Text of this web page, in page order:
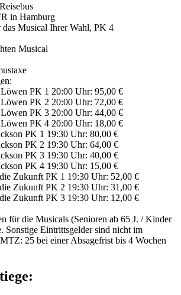
in Hamburg
Musical Ihrer Wahl, PK 4
Musical
PK 1 20:00 Uhr: 95,00 €
PK 2 20:00 Uhr: 72,00 €
PK 3 20:00 Uhr: 44,00 €
PK 4 20:00 Uhr: 18,00 €
PK 1 19:30 Uhr: 80,00 €
PK 2 19:30 Uhr: 64,00 €
PK 3 19:30 Uhr: 40,00 €
PK 4 19:30 Uhr: 15,00 €
Zukunft PK 1 19:30 Uhr: 52,00 €
Zukunft PK 2 19:30 Uhr: 31,00 €
Zukunft PK 3 19:30 Uhr: 12,00 €
für die Musicals (Senioren ab 65 J. /­ Kinder
Sonstige Eintrittsgelder sind nicht im
25 bei einer Absagefrist bis 4 Wochen